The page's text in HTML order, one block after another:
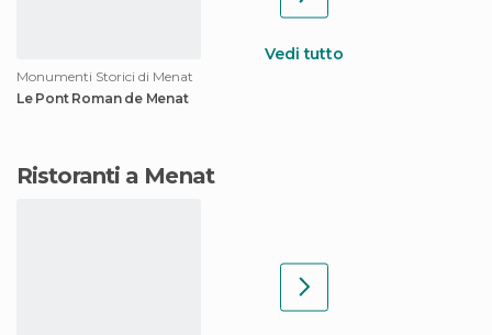
Monumenti Storici di Menat
Le Pont Roman de Menat
Vedi tutto
Ristoranti a Menat